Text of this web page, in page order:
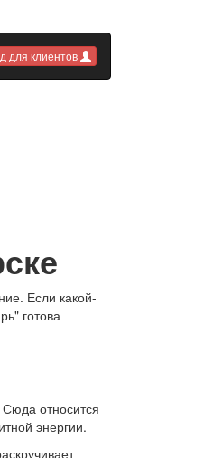
для клиентов
Если какой-
готова
Сюда относится
энергии.